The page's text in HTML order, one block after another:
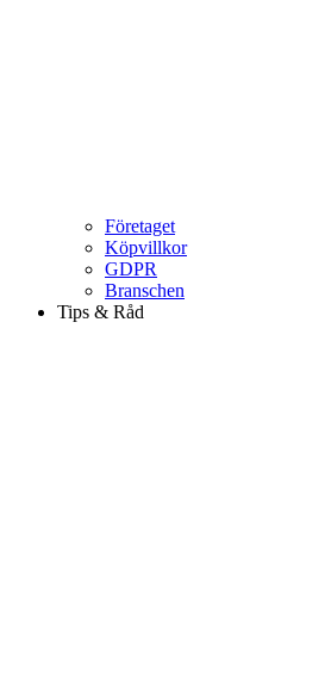
Företaget
Köpvillkor
GDPR
Branschen
Tips & Råd